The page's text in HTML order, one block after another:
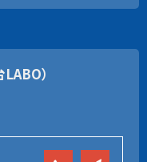
LABO）